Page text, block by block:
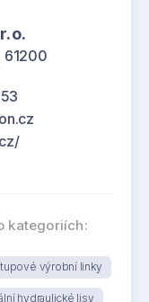
61200
kategoriích:
výrobní linky
hydraulické lisy